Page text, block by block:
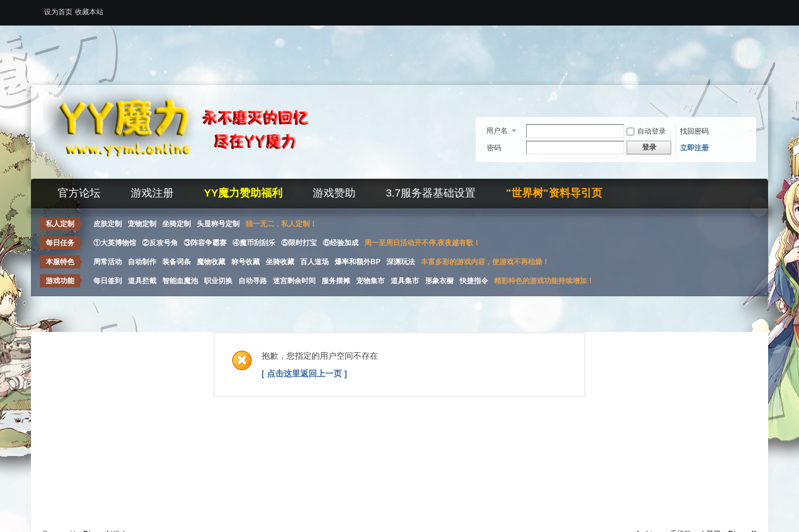
设为首页 收藏本站
用户名 自动登录
找回密码
密码
登录 立即注册
官方论坛 游戏注册 YY魔力赞助福利 游戏赞助 3.7服务器基础设置 "世界树"资料导引页
私人定制 皮肤定制 宠物定制 坐骑定制 头显称号定制 独一无二，私人定制！
每日任务 ①大英博物馆 ②反攻号角 ③阵容争霸赛 ④魔币刮刮乐 ⑤限时打宝 ⑥经验加成 周一至周日活动开不停,夜夜越有歌！
本服特色 周常活动 自动制作 装备词条 魔物收藏 称号收藏 坐骑收藏 百人道场 爆率和额外BP 深渊玩法 丰富多彩的游戏内容，使游戏不再枯燥！
游戏功能 每日签到 道具拦截 智能血魔池 职业切换 自动寻路 迷宫剩余时间 服务摆摊 宠物集市 道具集市 形象衣橱 快捷指令 精彩特色的游戏功能持续增加！
抱歉，您指定的用户空间不存在
[ 点击这里返回上一页 ]